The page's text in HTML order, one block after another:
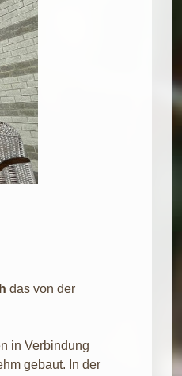
das von der
in Verbindung
gebaut. In der